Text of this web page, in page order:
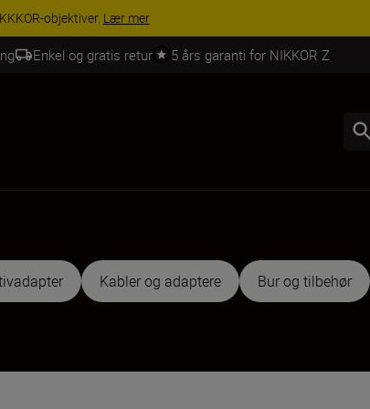
gjør fotoutstyret komplett i dag.
Enkel og gratis retur 5 års garanti for NIKKOR Z
Kabler og adaptere Bur og tilbehør